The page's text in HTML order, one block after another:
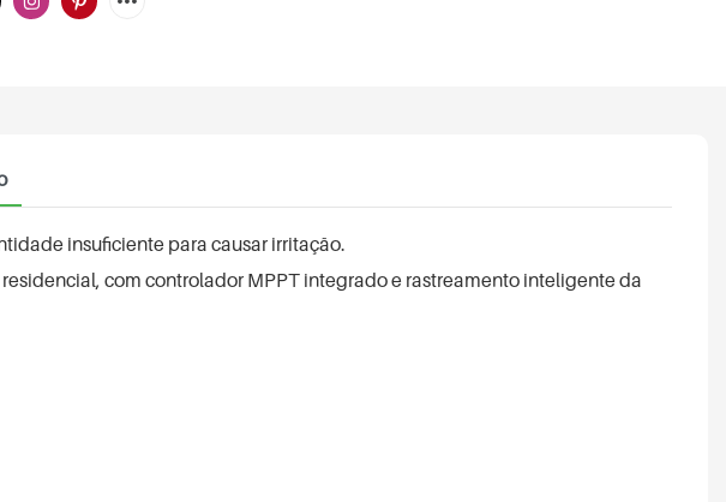
insuficiente para causar irritação.
com controlador MPPT integrado e rastreamento inteligente da